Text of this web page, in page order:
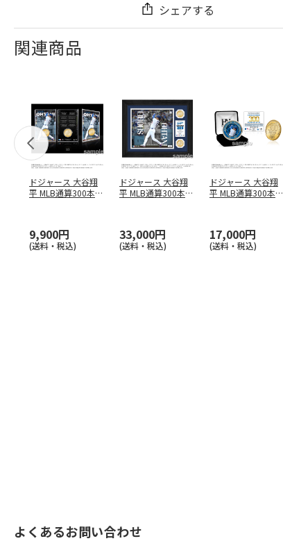
シェアする
関連商品
ドジャース 大谷翔
平 MLB通算300本塁
9,900円
(送料・税込)
ドジャース 大谷翔
平 MLB通算300本塁
33,000円
(送料・税込)
ドジャース 大谷翔
平 MLB通算300本塁
17,000円
(送料・税込)
よくあるお問い合わせ